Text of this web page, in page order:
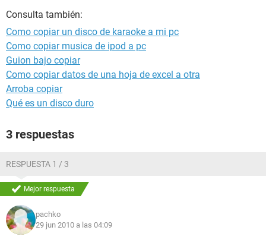
Consulta también:
Como copiar un disco de karaoke a mi pc
Como copiar musica de ipod a pc
Guion bajo copiar
Como copiar datos de una hoja de excel a otra
Arroba copiar
Qué es un disco duro
3 respuestas
RESPUESTA 1 / 3
Mejor respuesta
pachko
29 jun 2010 a las 04:09